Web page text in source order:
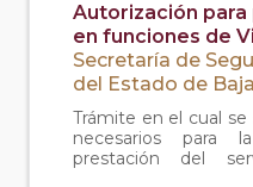
Autorización
en funciones de
Secretaría de
del Estado de
Trámite en el cual
necesarios para
prestación del